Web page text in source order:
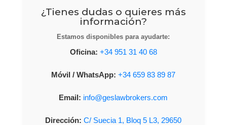
¿Tienes dudas o quieres más
información?
Estamos disponibles para ayudarte:
Oficina: +34 951 31 40 68
Móvil / WhatsApp: +34 659 83 89 87
Email: info@geslawbrokers.com
Dirección: C/ Suecia 1, Bloq 5 L3, 29650